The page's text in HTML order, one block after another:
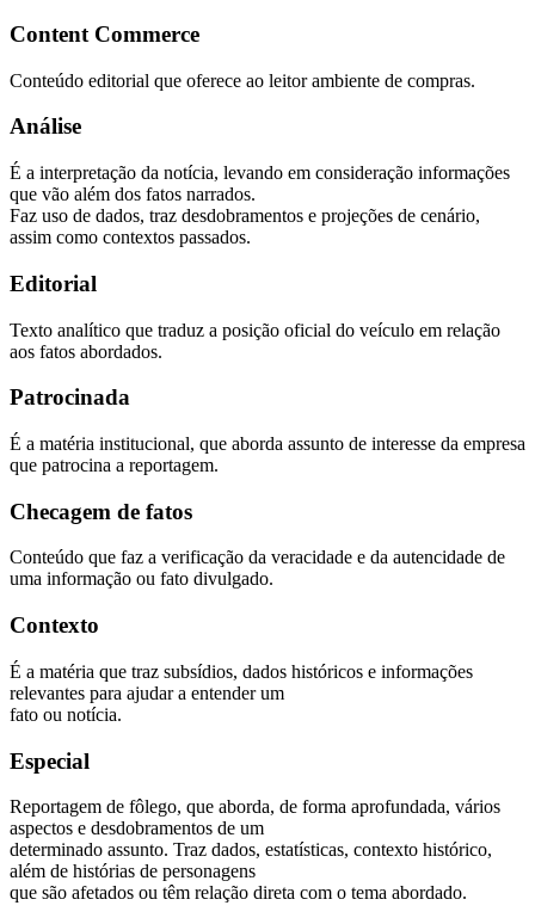
Content Commerce
Conteúdo editorial que oferece ao leitor ambiente de compras.
Análise
É a interpretação da notícia, levando em consideração informações
que vão além dos fatos narrados.
Faz uso de dados, traz desdobramentos e projeções de cenário,
assim como contextos passados.
Editorial
Texto analítico que traduz a posição oficial do veículo em relação
aos fatos abordados.
Patrocinada
É a matéria institucional, que aborda assunto de interesse da empresa
que patrocina a reportagem.
Checagem de fatos
Conteúdo que faz a verificação da veracidade e da autencidade de
uma informação ou fato divulgado.
Contexto
É a matéria que traz subsídios, dados históricos e informações
relevantes para ajudar a entender um
fato ou notícia.
Especial
Reportagem de fôlego, que aborda, de forma aprofundada, vários
aspectos e desdobramentos de um
determinado assunto. Traz dados, estatísticas, contexto histórico,
além de histórias de personagens
que são afetados ou têm relação direta com o tema abordado.